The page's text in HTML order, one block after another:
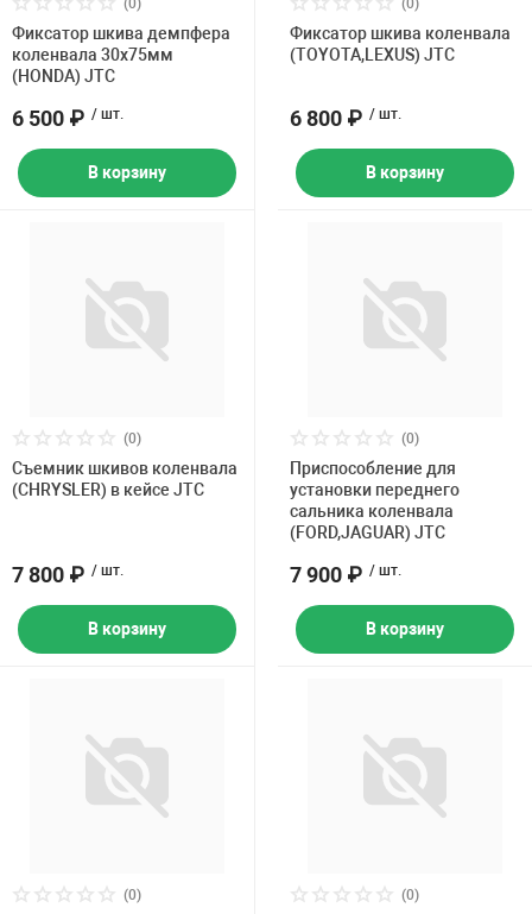
(0)
Фиксатор шкива демпфера
коленвала 30х75мм
(HONDA) JTC
6 500 ₽ / шт.
В корзину
(0)
Фиксатор шкива коленвала
(TOYOTA,LEXUS) JTC
6 800 ₽ / шт.
В корзину
(0)
Съемник шкивов коленвала
(CHRYSLER) в кейсе JTC
7 800 ₽ / шт.
В корзину
(0)
Приспособление для
установки переднего
сальника коленвала
(FORD,JAGUAR) JTC
7 900 ₽ / шт.
В корзину
(0) (0)